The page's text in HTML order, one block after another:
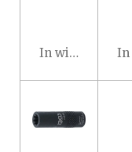
In In